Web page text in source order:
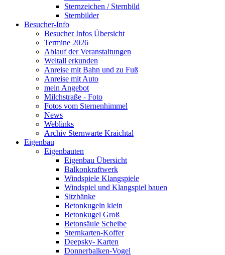
Sternzeichen / Sternbild
Sternbilder
Besucher-Info
Besucher Infos Übersicht
Termine 2026
Ablauf der Veranstaltungen
Weltall erkunden
Anreise mit Bahn und zu Fuß
Anreise mit Auto
mein Angebot
Milchstraße - Foto
Fotos vom Sternenhimmel
News
Weblinks
Archiv Sternwarte Kraichtal
Eigenbau
Eigenbauten
Eigenbau Übersicht
Balkonkraftwerk
Windspiele Klangspiele
Windspiel und Klangspiel bauen
Sitzbänke
Betonkugeln klein
Betonkugel Groß
Betonsäule Scheibe
Sternkarten-Koffer
Deepsky- Karten
Donnerbalken-Vogel